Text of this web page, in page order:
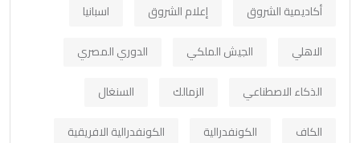
أكاديمية الشروق
إعلام الشروق
اسبانيا
الاهلي
الجيش الملكي
الدوري المصري
الذكاء الاصطناعي
الزمالك
السنغال
الكاف
الكونفدرالية
الكونفدرالية الافريقية